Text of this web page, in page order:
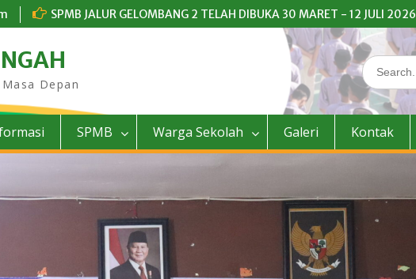
SPMB JALUR GELOMBANG 2 TELAH DIBUKA 30 MARET - 12 JULI 2026
Depan
Search
for:
SPMB Warga Sekolah Galeri Kontak